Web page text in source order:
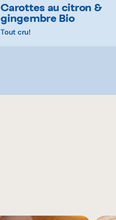
Carottes au citron &
gingembre Bio
Tout cru!